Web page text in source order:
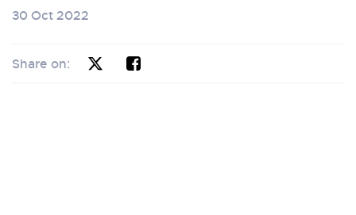
30 Oct 2022
Share on: